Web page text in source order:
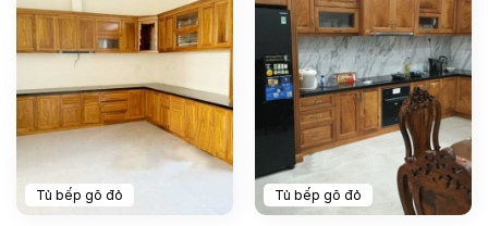
Tủ bếp gõ đỏ Tủ bếp gõ đỏ